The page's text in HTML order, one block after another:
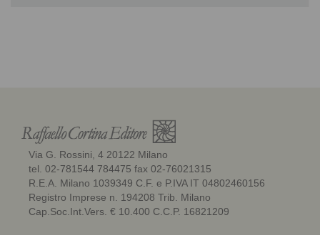
Via G. Rossini, 4 20122 Milano
tel. 02-781544 784475 fax 02-76021315
R.E.A. Milano 1039349 C.F. e P.IVA IT 04802460156
Registro Imprese n. 194208 Trib. Milano
Cap.Soc.Int.Vers. € 10.400 C.C.P. 16821209